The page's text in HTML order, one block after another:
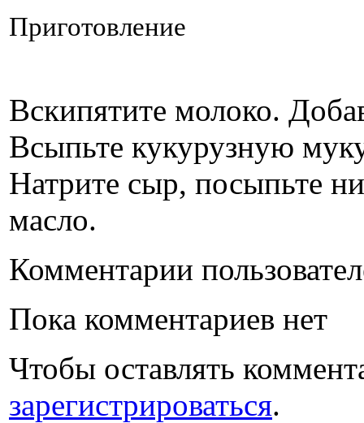
Приготовление
Вскипятите молоко.
Всыпьте кукурузную
Натрите сыр, посыпьте
масло.
Комментарии
Пока комментариев нет
Чтобы оставлять
зарегистрироваться.